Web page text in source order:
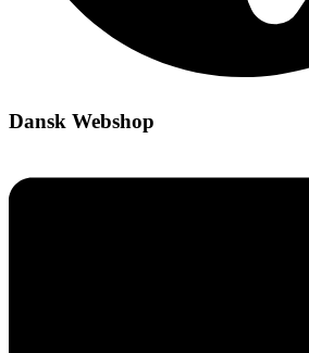
Dansk Webshop